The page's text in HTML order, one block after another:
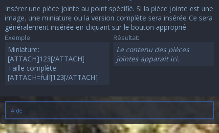
Insérer une pièce jointe au point spécifié. Si la pièce jointe est une
image, une miniature ou la version complète sera insérée Ce sera
généralement insérée en cliquant sur le bouton approprié
Exemple:
Miniature:
[ATTACH]123[/ATTACH]
Taille complète:
[ATTACH=full]123[/ATTACH]
Résultat:
Le contenu des pièces
jointes apparait ici.
Aide